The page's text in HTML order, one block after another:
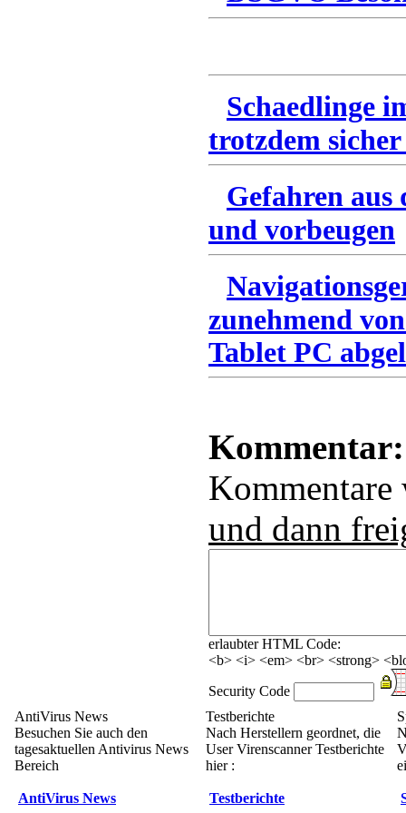
Schaedlinge
trotzdem
Gefahren
und vorbeugen
zunehmend
Tablet PC
Kommentar:
und dann
erlaubter HTML Code:
<b> <i> <em> <br> <strong>
Security Code
AntiVirus News
Besuchen Sie auch den
tagesaktuellen Antivirus News
Bereich
AntiVirus News
Testberichte
Nach Herstellern geordnet, die
User Virenscanner Testberichte
hier :
Testberichte